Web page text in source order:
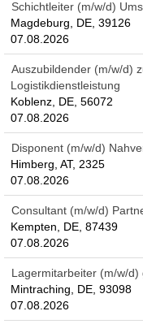
Schichtleiter (m/w/d)
Magdeburg, DE, 39126
07.08.2026
Auszubildender (m/w/d)
Logistikdienstleistung
Koblenz, DE, 56072
07.08.2026
Disponent (m/w/d)
Himberg, AT, 2325
07.08.2026
Consultant (m/w/d)
Kempten, DE, 87439
07.08.2026
Lagermitarbeiter (m/w/d)
Mintraching, DE, 93098
07.08.2026